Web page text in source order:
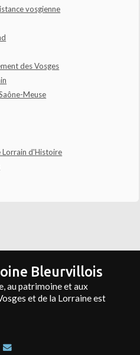
vosgienne
des Vosges
Meuse
Lorrain d'Histoire
Bleurvillois
au patrimoine et aux
et de la Lorraine est